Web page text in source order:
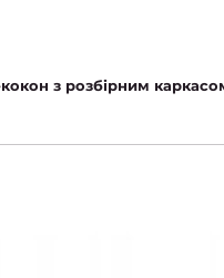
кокон з розбірним